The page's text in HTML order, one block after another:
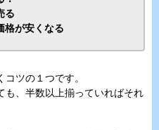
る
格が安くなる
ツの１つです。
も、半数以上揃っていればそれ